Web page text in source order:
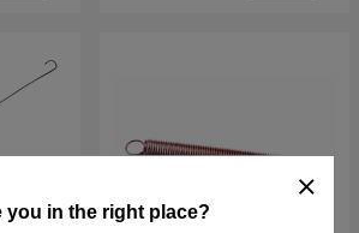
you in the right place?